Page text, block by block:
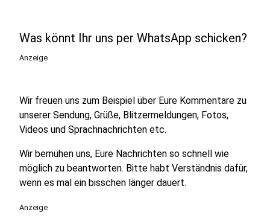
Was könnt Ihr uns per WhatsApp schicken?
Anzeige
Wir freuen uns zum Beispiel über Eure Kommentare zu
unserer Sendung, Grüße, Blitzermeldungen, Fotos,
Videos und Sprachnachrichten etc.
Wir bemühen uns, Eure Nachrichten so schnell wie
möglich zu beantworten. Bitte habt Verständnis dafür,
wenn es mal ein bisschen länger dauert.
Anzeige